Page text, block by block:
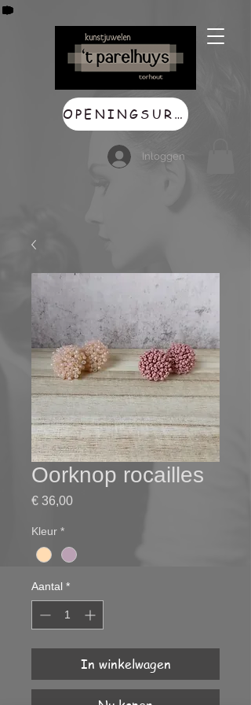
OPENINGSUREN
Inloggen
Oorknop rocailles
€ 36,00Prijs
Kleur *
Aantal *
In winkelwagen